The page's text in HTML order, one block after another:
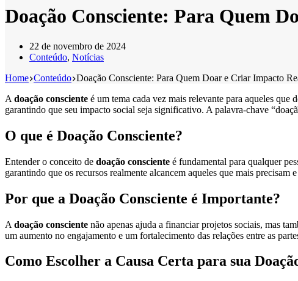
Doação Consciente: Para Quem
22 de novembro de 2024
Conteúdo, Notícias
Home Conteúdo Doação Consciente: Para Quem Doar e Criar Impacto
A doação consciente é um tema cada vez mais relevante para aqueles
garantindo que seu impacto social seja significativo. A palavra-chave
O que é Doação Consciente?
Entender o conceito de doação consciente é fundamental para qualquer
garantindo que os recursos realmente alcancem aqueles que mais precisam
Por que a Doação Consciente é Importante?
A doação consciente não apenas ajuda a financiar projetos sociais, mas
um aumento no engajamento e um fortalecimento das relações entre as
Como Escolher a Causa Certa para sua